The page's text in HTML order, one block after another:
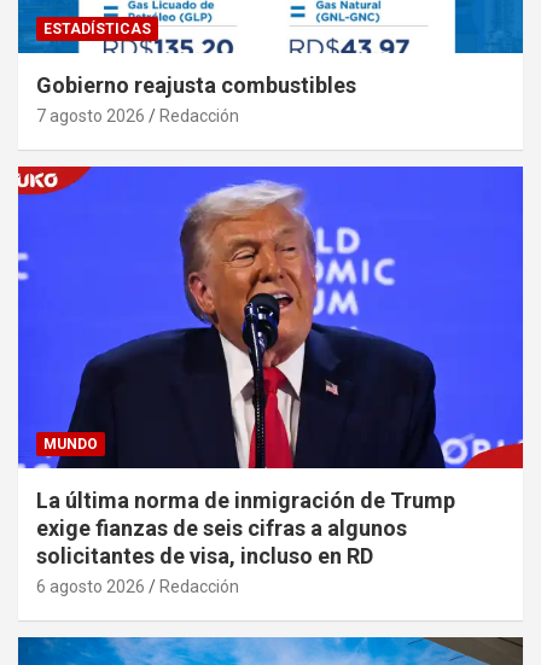
ESTADÍSTICAS
Gobierno reajusta combustibles
7 agosto 2026 Redacción
MUNDO
La última norma de inmigración de Trump
exige fianzas de seis cifras a algunos
solicitantes de visa, incluso en RD
6 agosto 2026 Redacción